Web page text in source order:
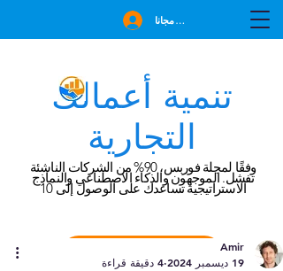
تنمية أعمالك
التجارية
وفقًا لمجلة فوربس، 90% من الشركات الناشئة
تفشل. الموجهون والذكاء الاصطناعي والنماذج
الاستراتيجية تساعدك على الوصول إلى 10
احجز استشارة مجانية
انضم مجانا
Amir
19 ديسمبر 2024
4 دقيقة قراءة